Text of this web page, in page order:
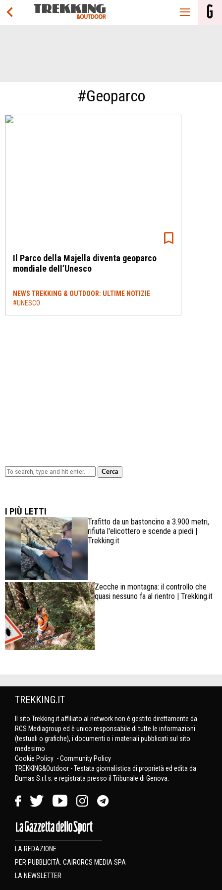
#Geoparco
Il Parco della Majella diventa geoparco
mondiale dell’Unesco
NEWS TREKKING & OUTDOOR: ULTIME NOTIZIE
#UNESCO
Cerca
I PIÙ LETTI
Trafitto da un bastoncino a 3.900 metri,
rifiuta l'elicottero e scende a piedi |
Trekking.it
Zecche in montagna: il controllo che
quasi nessuno fa al rientro | Trekking.it
TREKKING.IT
Il sito Trekking.it affiliato al network non è gestito direttamente da
RCS Mediagroup ed è unico responsabile di tutte le informazioni
(testuali o grafiche), i documenti o i materiali pubblicati sul sito
medesimo
Cookie Policy -Community Policy
TREKKING&Outdoor - Testata giornalistica di proprietà ed edita da
Dumas S.r.l.s. e registrata presso il Tribunale di Genova.
LA REDAZIONE
PER PUBBLICITÀ: CAIRORCS MEDIA SPA
LA NEWSLETTER